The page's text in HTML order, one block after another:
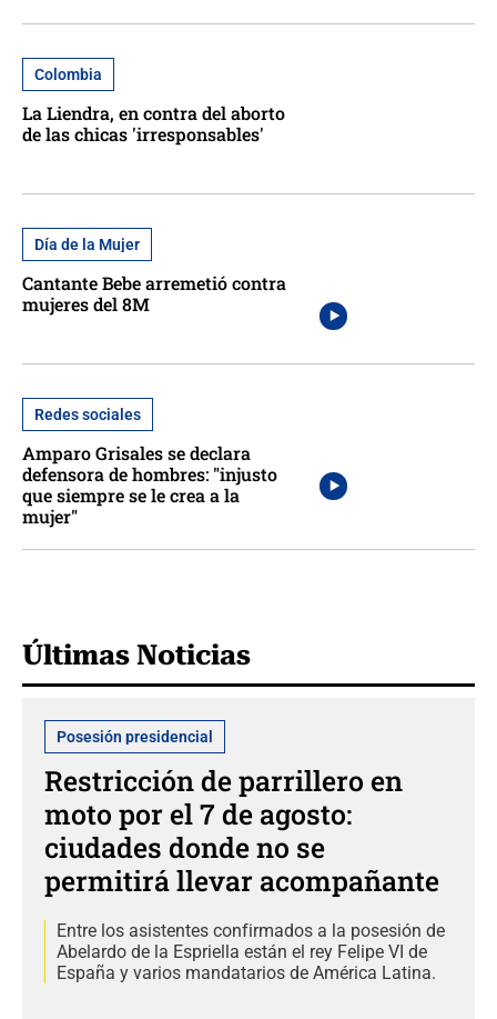
Colombia
La Liendra, en contra del aborto
de las chicas 'irresponsables'
Día de la Mujer
Cantante Bebe arremetió contra
mujeres del 8M
Redes sociales
Amparo Grisales se declara
defensora de hombres: "injusto
que siempre se le crea a la
mujer"
Últimas Noticias
Posesión presidencial
Restricción de parrillero en
moto por el 7 de agosto:
ciudades donde no se
permitirá llevar acompañante
Entre los asistentes confirmados a la posesión de
Abelardo de la Espriella están el rey Felipe VI de
España y varios mandatarios de América Latina.